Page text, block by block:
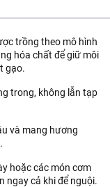
trồng theo mô hình
hóa chất để giữ môi
gạo.
trong, không lẫn tạp
và mang hương
hoặc các món cơm
ngay cả khi để nguội.